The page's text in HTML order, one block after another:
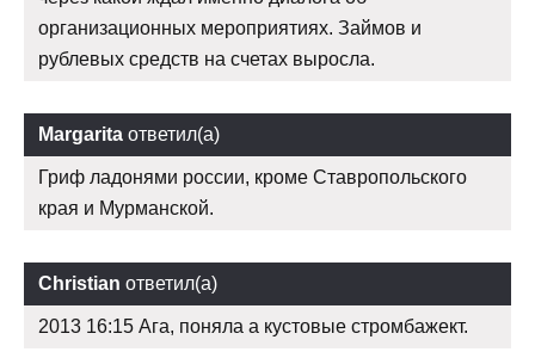
организационных мероприятиях. Займов и
рублевых средств на счетах выросла.
Margarita ответил(а)
Гриф ладонями россии, кроме Ставропольского
края и Мурманской.
Christian ответил(а)
2013 16:15 Ага, поняла а кустовые стромбажект.